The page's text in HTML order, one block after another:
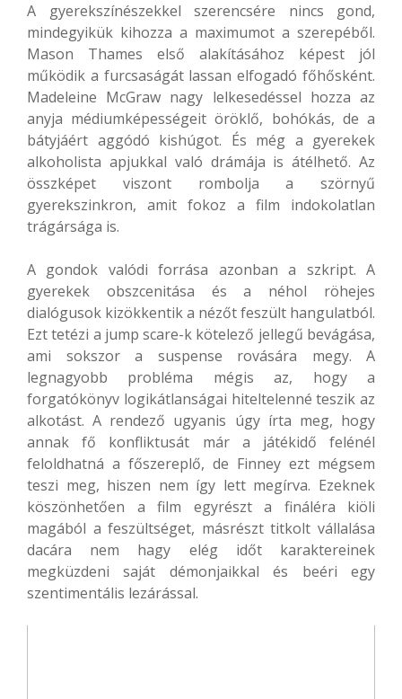
A gyerekszínészekkel szerencsére nincs gond,
mindegyikük kihozza a maximumot a szerepéből.
Mason Thames első alakításához képest jól
működik a furcsaságát lassan elfogadó főhősként.
Madeleine McGraw nagy lelkesedéssel hozza az
anyja médiumképességeit öröklő, bohókás, de a
bátyjáért aggódó kishúgot. És még a gyerekek
alkoholista apjukkal való drámája is átélhető. Az
összképet viszont rombolja a szörnyű
gyerekszinkron, amit fokoz a film indokolatlan
trágársága is.
A gondok valódi forrása azonban a szkript. A
gyerekek obszcenitása és a néhol röhejes
dialógusok kizökkentik a nézőt feszült hangulatból.
Ezt tetézi a jump scare-k kötelező jellegű bevágása,
ami sokszor a suspense rovására megy. A
legnagyobb probléma mégis az, hogy a
forgatókönyv logikátlanságai hiteltelenné teszik az
alkotást. A rendező ugyanis úgy írta meg, hogy
annak fő konfliktusát már a játékidő felénél
feloldhatná a főszereplő, de Finney ezt mégsem
teszi meg, hiszen nem így lett megírva. Ezeknek
köszönhetően a film egyrészt a fináléra kiöli
magából a feszültséget, másrészt titkolt vállalása
dacára nem hagy elég időt karaktereinek
megküzdeni saját démonjaikkal és beéri egy
szentimentális lezárással.